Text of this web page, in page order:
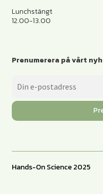
Lunchstängt
12.00-13.00
Prenumerera på vårt
Hands-On Science 2025